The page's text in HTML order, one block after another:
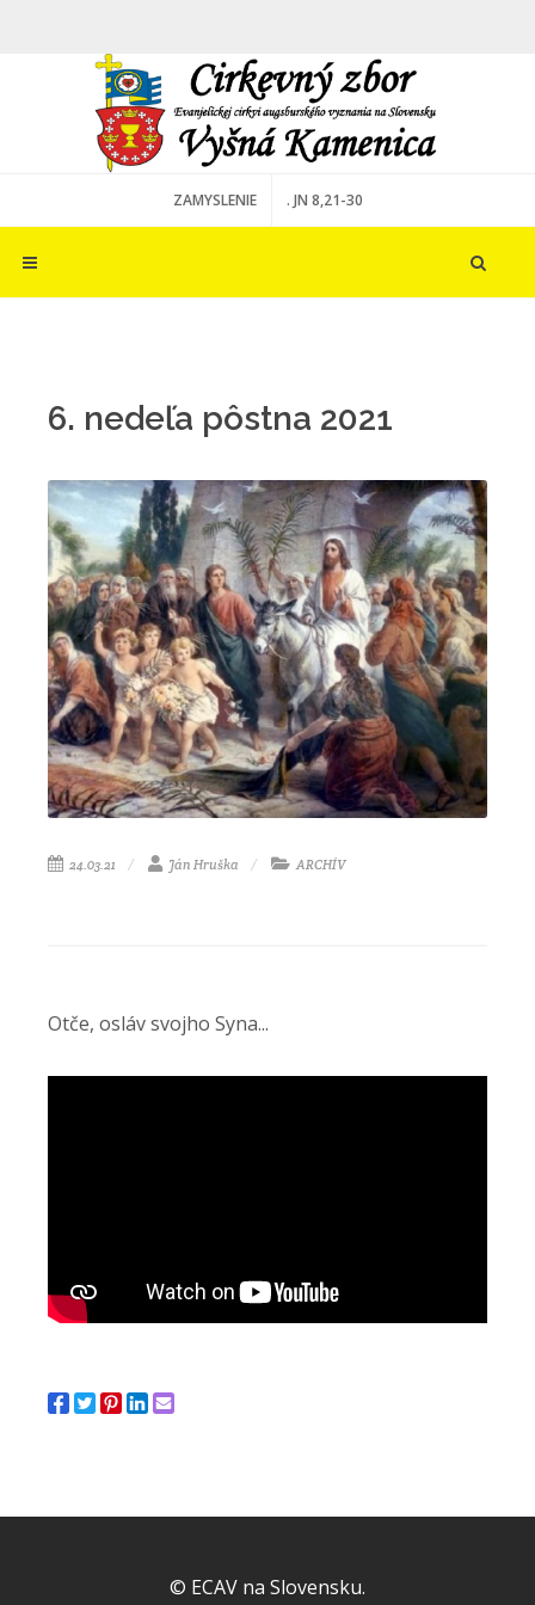
ZAMYSLENIE . JN 8,21-30
6. nedeľa pôstna 2021
24.03.21 Ján Hruška ARCHÍV
Otče, osláv svojho Syna...
© ECAV na Slovensku.